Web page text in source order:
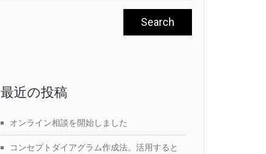
最近の投稿
オンライン相談を開始しました
コンセプトダイアグラム作成法。活用すると